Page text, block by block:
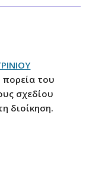
πορεία του
σχεδίου
διοίκηση.